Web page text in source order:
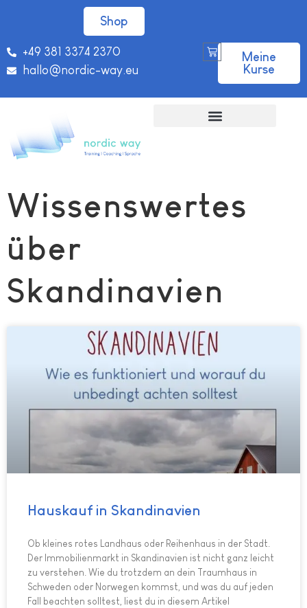
Shop
Meine
Kurse
+49 381 3374 2370
hallo@nordic-way.eu
Wissenswertes
über
Skandinavien
Hauskauf in Skandinavien
Ob kleines rotes Landhaus oder Reihenhaus in der Stadt.
Der Immobilienmarkt in Skandinavien ist nicht ganz leicht
zu verstehen. Wie du trotzdem an dein Traumhaus in
Schweden oder Norwegen kommst, und was du auf jeden
Fall beachten solltest, liest du in diesem Artikel